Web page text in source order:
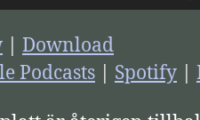
Download
Podcasts Spotify